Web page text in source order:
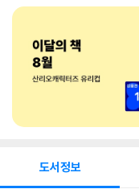
도서정보